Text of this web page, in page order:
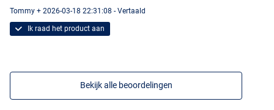
Tommy + 2026-03-18 22:31:08 - Vertaald
Ik raad het product aan
Bekijk alle beoordelingen